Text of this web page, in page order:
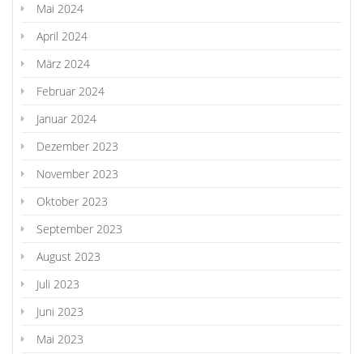
Mai 2024
April 2024
März 2024
Februar 2024
Januar 2024
Dezember 2023
November 2023
Oktober 2023
September 2023
August 2023
Juli 2023
Juni 2023
Mai 2023